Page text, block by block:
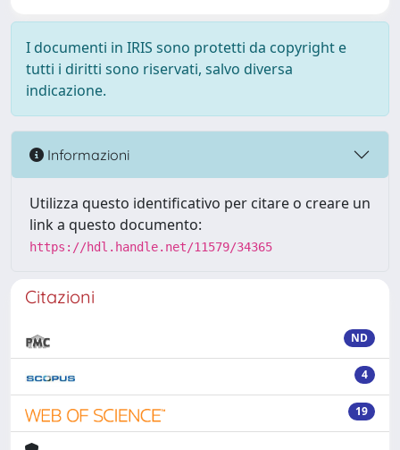
I documenti in IRIS sono protetti da copyright e
tutti i diritti sono riservati, salvo diversa
indicazione.
Informazioni
Utilizza questo identificativo per citare o creare un
link a questo documento:
https://hdl.handle.net/11579/34365
Citazioni
ND
4
19